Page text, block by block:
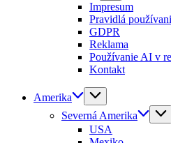
Impresum
Pravidlá
GDPR
Reklama
Používanie AI v
Kontakt
Amerika
Severná Amerika
USA